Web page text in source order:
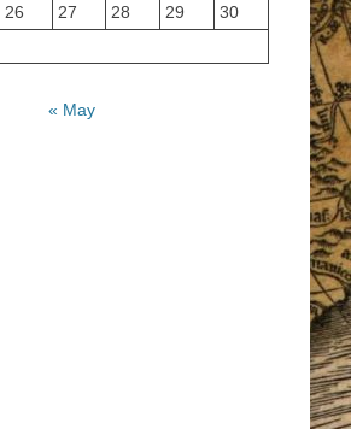
26 27 28 29
30
« May